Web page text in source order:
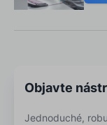
Objavte
Jednoduché,